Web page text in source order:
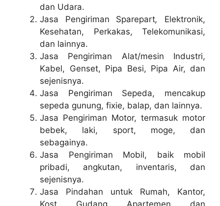
dan Udara.
Jasa Pengiriman Sparepart,
Elektronik,
Kesehatan, Perkakas, Telekomunikasi,
dan lainnya.
Jasa Pengiriman Alat/mesin Industri,
Kabel, Genset, Pipa Besi, Pipa Air, dan
sejenisnya.
Jasa Pengiriman Sepeda, mencakup
sepeda gunung, fixie, balap, dan lainnya.
Jasa Pengiriman Motor, termasuk motor
bebek, laki, sport, moge, dan
sebagainya.
Jasa Pengiriman Mobil, baik mobil
pribadi, angkutan, inventaris, dan
sejenisnya.
Jasa Pindahan untuk Rumah, Kantor,
Kost, Gudang, Apartemen, dan